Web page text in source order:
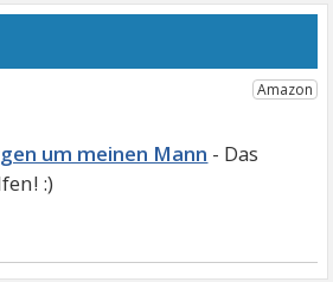
um meinen Mann